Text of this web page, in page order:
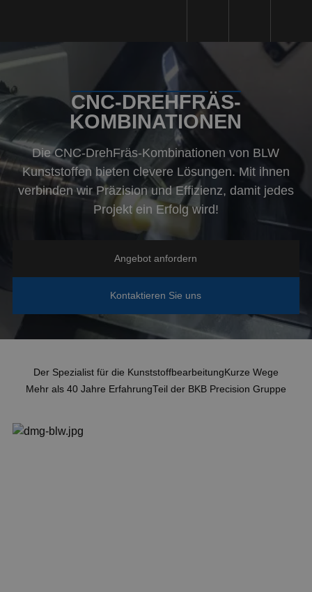
Kunststoffarten
Maschinenpark
Nachhaltigkeit
Qualität
Angebotsanfrage
CNC-DREHFRÄS-
KOMBINATIONEN
Die CNC-DrehFräs-Kombinationen von BLW
Kunststoffen bieten clevere Lösungen. Mit ihnen
verbinden wir Präzision und Effizienz, damit jedes
Projekt ein Erfolg wird!
Angebot anfordern
Kontaktieren Sie uns
Der Spezialist für die Kunststoffbearbeitung Kurze Wege
Mehr als 40 Jahre ErfahrungTeil der BKB Precision Gruppe